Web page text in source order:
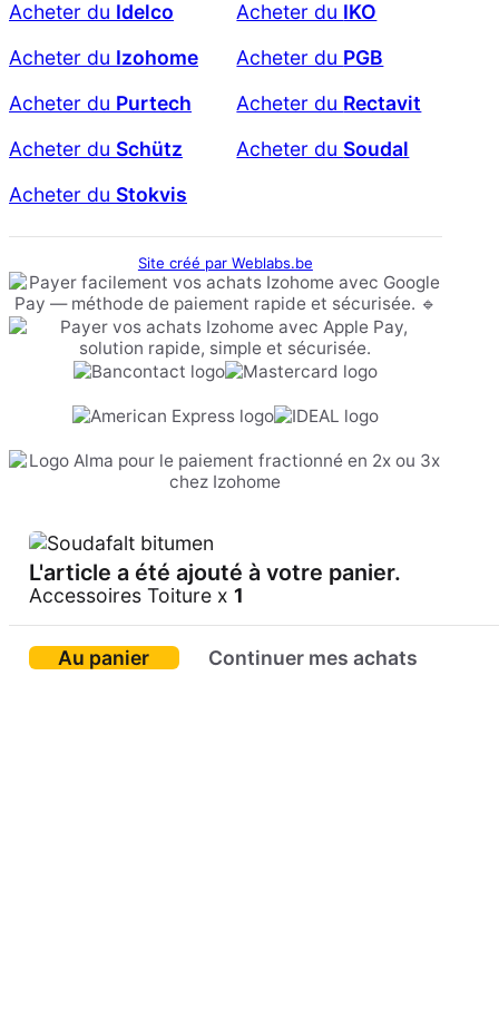
Acheter du Idelco Acheter du IKO
Acheter du Izohome Acheter du PGB
Acheter du Purtech Acheter du Rectavit
Acheter du Schütz Acheter du Soudal
Acheter du Stokvis
Site créé par Weblabs.be
L'article a été ajouté à votre panier.
Accessoires Toiture x 1
Au panier Continuer mes achats